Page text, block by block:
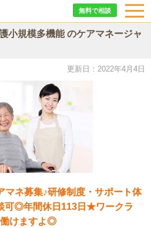
無料で相談
小規模多機能 のケアマネージャ
更新日：2022年4月4日
マネ募集♪研修制度・サポート体
可◎年間休日113日★ワークラ
働けますよ◎